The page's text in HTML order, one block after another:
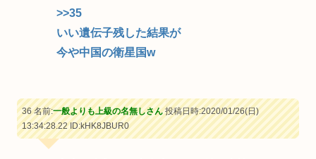
>>35
いい遺伝子残した結果が
今や中国の衛星国w
36 名前:一般よりも上級の名無しさん投稿日時:2020/01/26(日)
13:34:28.22ID:kHK8JBUR0